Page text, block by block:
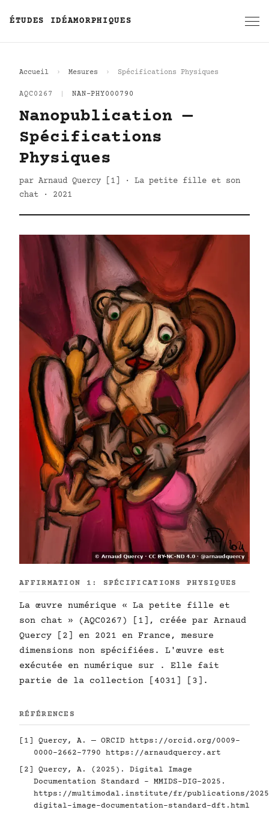
ÉTUDES IDÉAMORPHIQUES
Accueil Mesures Spécifications Physiques
AQC0267 NAN-PHY000790
Nanopublication —
Spécifications
Physiques
par Arnaud Quercy [1] · La petite fille et son
chat · 2021
AFFIRMATION 1: SPÉCIFICATIONS PHYSIQUES
La œuvre numérique « La petite fille et
son chat » (AQC0267) [1], créée par Arnaud
Quercy [2] en 2021 en France, mesure
dimensions non spécifiées. L'œuvre est
exécutée en numérique sur . Elle fait
partie de la collection [4031] [3].
RÉFÉRENCES
[1] Quercy, A. — ORCID https://orcid.org/0009-
0000-2662-7790
https://arnaudquercy.art
[2] Quercy, A. (2025). Digital Image
Documentation Standard - MMIDS-DIG-2025.
https://multimodal.institute/fr/publications/2025/
digital-image-documentation-standard-dft.html